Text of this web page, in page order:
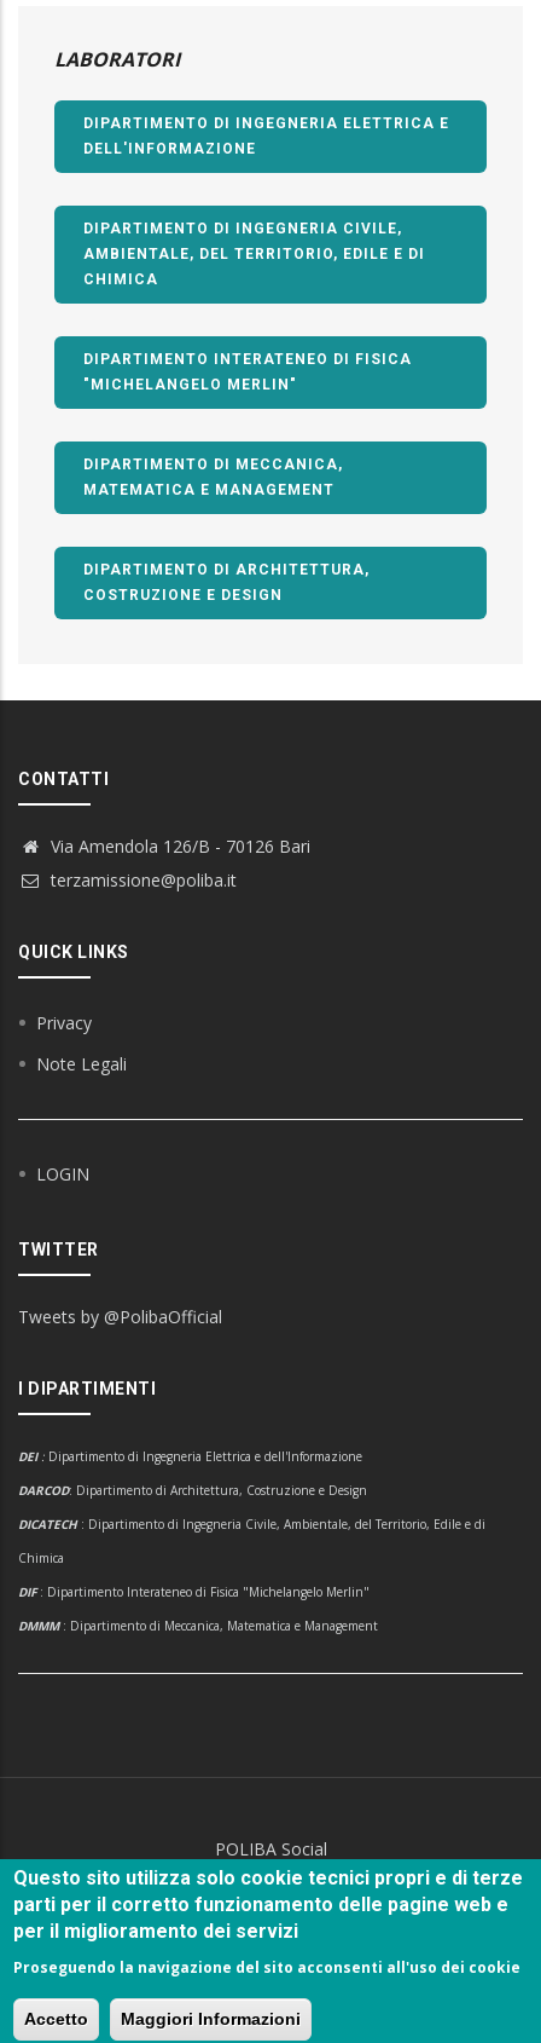
LABORATORI
DIPARTIMENTO DI INGEGNERIA ELETTRICA E
DELL'INFORMAZIONE
DIPARTIMENTO DI INGEGNERIA CIVILE,
AMBIENTALE, DEL TERRITORIO, EDILE E DI
CHIMICA
DIPARTIMENTO INTERATENEO DI FISICA
"MICHELANGELO MERLIN"
DIPARTIMENTO DI MECCANICA,
MATEMATICA E MANAGEMENT
DIPARTIMENTO DI ARCHITETTURA,
COSTRUZIONE E DESIGN
CONTATTI
Via Amendola 126/B - 70126 Bari
terzamissione@poliba.it
QUICK LINKS
Privacy
Note Legali
LOGIN
TWITTER
Tweets by @PolibaOfficial
I DIPARTIMENTI
DEI : Dipartimento di Ingegneria Elettrica e dell'Informazione
DARCOD: Dipartimento di Architettura, Costruzione e Design
DICATECH : Dipartimento di Ingegneria Civile, Ambientale, del Territorio, Edile e di
Chimica
DIF: Dipartimento Interateneo di Fisica "Michelangelo Merlin"
DMMM: Dipartimento di Meccanica, Matematica e Management
POLIBA Social
© CopyrightPolitecnico di Bari
Questo sito utilizza solo cookie tecnici propri e di terze
parti per il corretto funzionamento delle pagine web e
per il miglioramento dei servizi
Proseguendo la navigazione del sito acconsenti all'uso dei cookie
Accetto Maggiori Informazioni